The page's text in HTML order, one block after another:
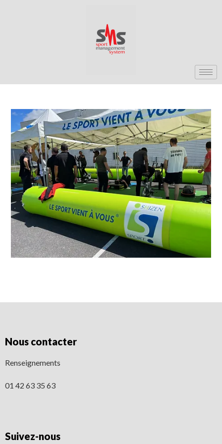
Nous contacter
Renseignements
01 42 63 35 63
Suivez-nous